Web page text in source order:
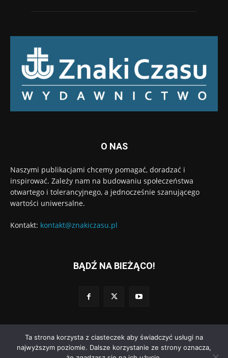
O NAS
Naszymi publikacjami chcemy pomagać, doradzać i
inspirować. Zależy nam na budowaniu społeczeństwa
otwartego i tolerancyjnego, a jednocześnie szanującego
wartości uniwersalne.
Kontakt: kontakt@znakiczasu.pl
BĄDŹ NA BIEŻĄCO!
© Wydawnictwo Znaki Czasu. Wdrożenie:Go3.pl
Ta strona korzysta z ciasteczek aby świadczyć usługi na
najwyższym poziomie. Dalsze korzystanie ze strony oznacza,